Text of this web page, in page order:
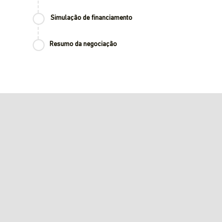
Simulação de financiamento
Resumo da negociação